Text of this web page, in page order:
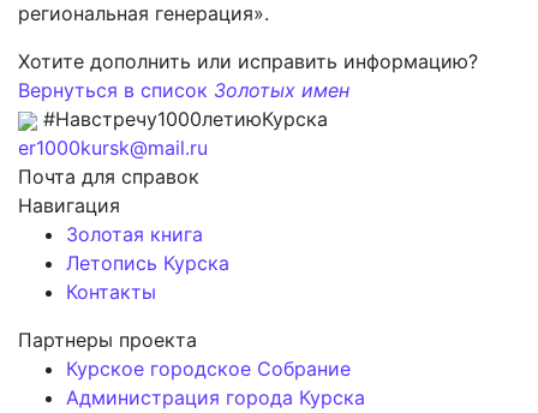
региональная генерация».
Хотите дополнить или исправить информацию?
Вернуться в список Золотых имен
#Навстречу1000летиюКурска
er1000kursk@mail.ru
Почта для справок
Навигация
Золотая книга
Летопись Курска
Контакты
Партнеры проекта
Курское городское Собрание
Администрация города Курска